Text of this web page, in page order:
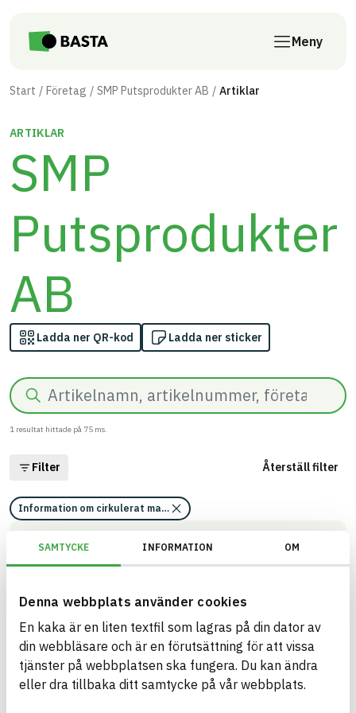
SAMTYCKE INFORMATION OM
Denna webbplats använder cookies
En kaka är en liten textfil som lagras på din dator av
din webbläsare och är en förutsättning för att vissa
tjänster på webbplatsen ska fungera. Du kan ändra
eller dra tillbaka ditt samtycke på vår webbplats.
Meny
Start Företag SMP Putsprodukter AB Artiklar
ARTIKLAR
SMP
Putsprodukter
AB
Ladda ner QR-kod Ladda ner sticker
Sök
1 resultat hittade på 75 ms.
Filter Återställ filter
Information om cirkulerat material
FPS Gipsputsprimer
Burk 20 kg
FPS-Gipsputsprimer
BK04-KOD
01004Torrbruk
fasadputs/putsa utvändigt
VARUMÄRKE
FPS - Gipsputsprimer
BASTA ID
704494
HÄLSO- OCH MILJÖ­FARLIGHET Information finns